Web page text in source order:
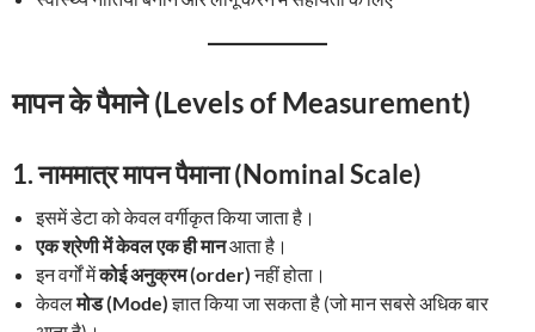
मापन के पैमाने (Levels of Measurement)
1.नाममात्र मापन पैमाना (Nominal Scale)
इसमें डेटा को केवल वर्गीकृत किया जाता है।
एक श्रेणी में केवल एक ही मानआता है।
इन वर्गों मेंकोई अनुक्रम (order)नहीं होता।
केवलमोड (Mode)ज्ञात किया जा सकता है (जो मान सबसे अधिक बार